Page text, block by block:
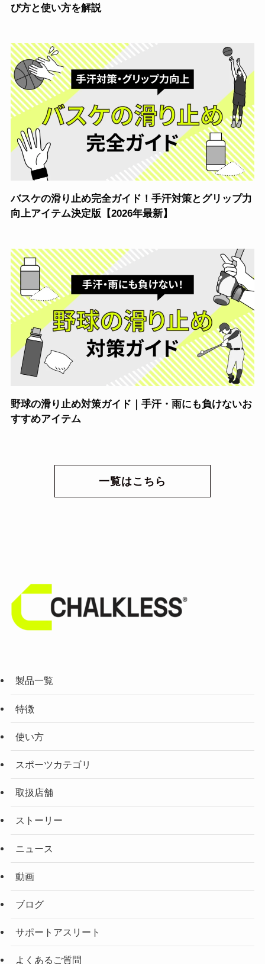
び方と使い方を解説
バスケの滑り止め完全ガイド！手汗対策とグリップ力
向上アイテム決定版【2026年最新】
野球の滑り止め対策ガイド｜手汗・雨にも負けないお
すすめアイテム
一覧はこちら
製品一覧
特徴
使い方
スポーツカテゴリ
取扱店舗
ストーリー
ニュース
動画
ブログ
サポートアスリート
よくあるご質問